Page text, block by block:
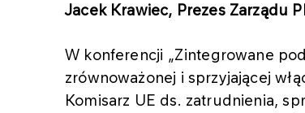
Jacek Krawiec, Prezes Zarządu
W konferencji „Zintegrowane
zrównoważonej i sprzyjającej
Komisarz UE ds. zatrudnienia,